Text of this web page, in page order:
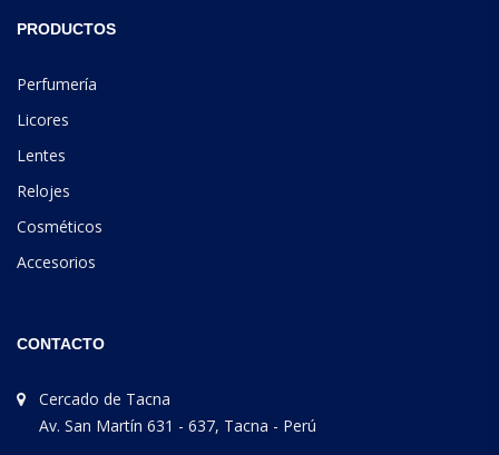
PRODUCTOS
Perfumería
Licores
Lentes
Relojes
Cosméticos
Accesorios
CONTACTO
Cercado de Tacna
Av. San Martín 631 - 637, Tacna - Perú